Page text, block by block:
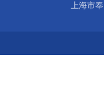
上海市